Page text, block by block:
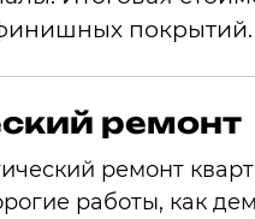
покрытий.
ремонт
ремонт
работы, как